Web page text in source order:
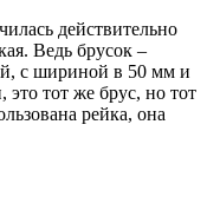
действительно
Ведь брусок –
с шириной в 50 мм и
тот же брус, но тот
рейка, она